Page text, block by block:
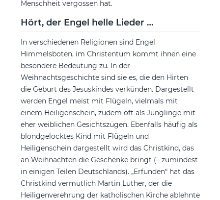
Menschheit vergossen hat.
Hört, der Engel helle Lieder …
In verschiedenen Religionen sind Engel
Himmelsboten, im Christentum kommt ihnen eine
besondere Bedeutung zu. In der
Weihnachtsgeschichte sind sie es, die den Hirten
die Geburt des Jesuskindes verkünden. Dargestellt
werden Engel meist mit Flügeln, vielmals mit
einem Heiligenschein, zudem oft als Jünglinge mit
eher weiblichen Gesichtszügen. Ebenfalls häufig als
blondgelocktes Kind mit Flügeln und
Heiligenschein dargestellt wird das Christkind, das
an Weihnachten die Geschenke bringt (– zumindest
in einigen Teilen Deutschlands). „Erfunden“ hat das
Christkind vermutlich Martin Luther, der die
Heiligenverehrung der katholischen Kirche ablehnte